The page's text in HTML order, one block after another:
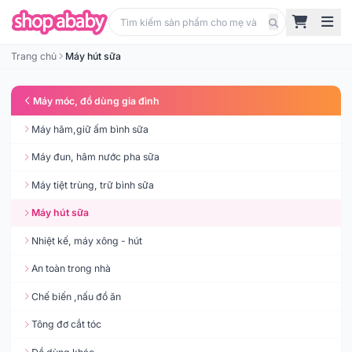
Trang chủ Máy hút sữa
Máy móc, đồ dùng gia đình
Máy hâm,giữ ấm bình sữa
Máy đun, hâm nước pha sữa
Máy tiệt trùng, trữ bình sữa
Máy hút sữa
Nhiệt kế, máy xông - hút
An toàn trong nhà
Chế biến ,nấu đồ ăn
Tông đơ cắt tóc